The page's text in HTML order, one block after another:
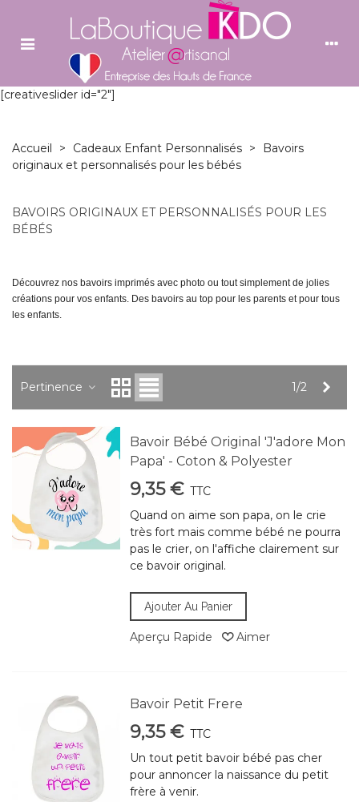
[creativeslider id="2"]
Accueil > Cadeaux Enfant Personnalisés >
Bavoirs
originaux et personnalisés pour les bébés
BAVOIRS ORIGINAUX ET PERSONNALISÉS POUR LES
BÉBÉS
Découvrez nos bavoirs imprimés avec photo ou tout simplement de jolies
créations pour vos enfants. Des bavoirs au top pour les parents et pour tous
les enfants.
Pertinence 1/2
Bavoir Bébé Original 'J'adore Mon
Papa' - Coton & Polyester
9,35 € TTC
Quand on aime son papa, on le crie
très fort mais comme bébé ne pourra
pas le crier, on l'affiche clairement sur
ce bavoir original.
Ajouter Au Panier
Aperçu Rapide Aimer
Bavoir Petit Frere
9,35 € TTC
Un tout petit bavoir bébé pas cher
pour annoncer la naissance du petit
frère à venir.